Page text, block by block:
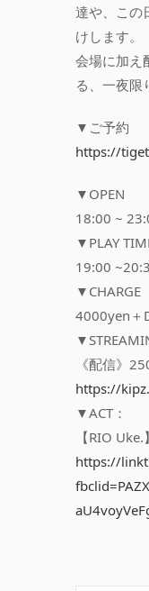
達や、この
けします。
会場に加え
る、一夜限
▼ご予約
https://
▼OPEN
18:00 ~
▼PLAY
19:00
▼CHARGE
4000yen＋
《配信》
https://
▼ACT：
【RIO Uke.】
https://